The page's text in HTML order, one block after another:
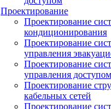
Проектирование
Проектирование
кондиционирования
Проектирование
управления
Проектирование
управления доступом
Проектирование
кабельных сетей
Проектирование